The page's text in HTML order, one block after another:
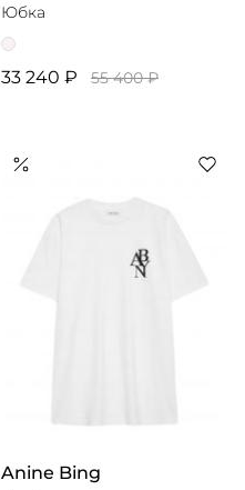
Юбка
33 240 ₽ 55 400 ₽
Anine Bing